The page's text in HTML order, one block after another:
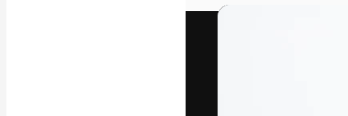
Videos
Die kreative